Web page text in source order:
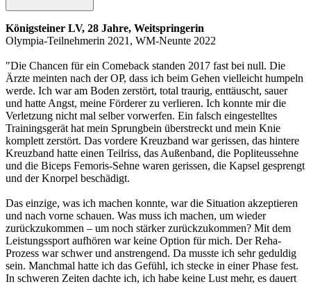
Königsteiner LV, 28 Jahre, Weitspringerin
Olympia-Teilnehmerin 2021, WM-Neunte 2022
"Die Chancen für ein Comeback standen 2017 fast bei null. Die
Ärzte meinten nach der OP, dass ich beim Gehen vielleicht humpeln
werde. Ich war am Boden zerstört, total traurig, enttäuscht, sauer
und hatte Angst, meine Förderer zu verlieren. Ich konnte mir die
Verletzung nicht mal selber vorwerfen. Ein falsch eingestelltes
Trainingsgerät hat mein Sprungbein überstreckt und mein Knie
komplett zerstört. Das vordere Kreuzband war gerissen, das hintere
Kreuzband hatte einen Teilriss, das Außenband, die Popliteussehne
und die Biceps Femoris-Sehne waren gerissen, die Kapsel gesprengt
und der Knorpel beschädigt.
Das einzige, was ich machen konnte, war die Situation akzeptieren
und nach vorne schauen. Was muss ich machen, um wieder
zurückzukommen – um noch stärker zurückzukommen? Mit dem
Leistungssport aufhören war keine Option für mich. Der Reha-
Prozess war schwer und anstrengend. Da musste ich sehr geduldig
sein. Manchmal hatte ich das Gefühl, ich stecke in einer Phase fest.
In schweren Zeiten dachte ich, ich habe keine Lust mehr, es dauert